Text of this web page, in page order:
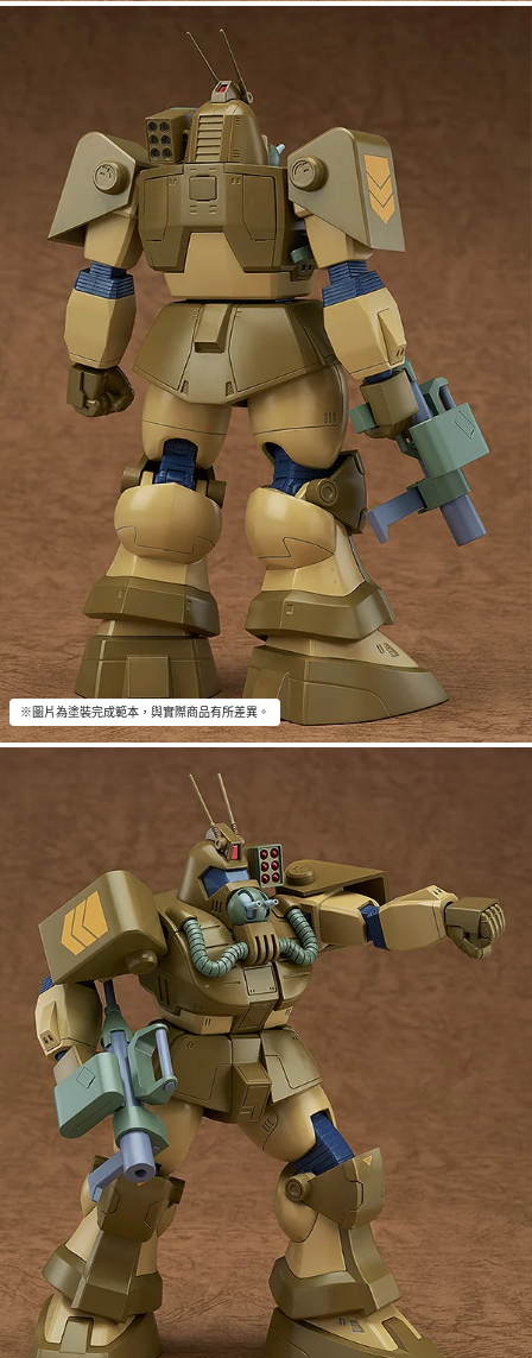
※圖片為塗裝完成範本，與實際商品有所差異。